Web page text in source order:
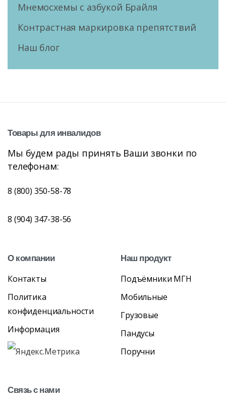
Мнемосхемы с азбукой Брайля
Контрастная маркировка препятствий
Наш блог
Товарыдля инвалидов
Мы будем рады принять Ваши звонки по
телефонам:
8 (800) 350-58-78
8 (904) 347-38-56
Окомпании
Контакты
Политика
конфиденциальности
Информация
Наш продукт
Подъёмники МГН
Мобильные
Грузовые
Пандусы
Поручни
Связьснами